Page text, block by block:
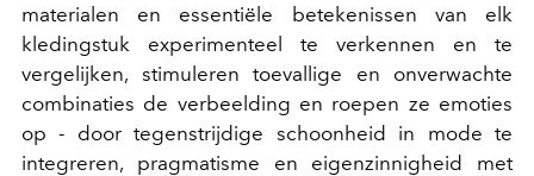
materialen en essentiële betekenissen van elk
kledingstuk experimenteel te verkennen en te
vergelijken, stimuleren toevallige en onverwachte
combinaties de verbeelding en roepen ze emoties
op - door tegenstrijdige schoonheid in mode te
integreren, pragmatisme en eigenzinnigheid met